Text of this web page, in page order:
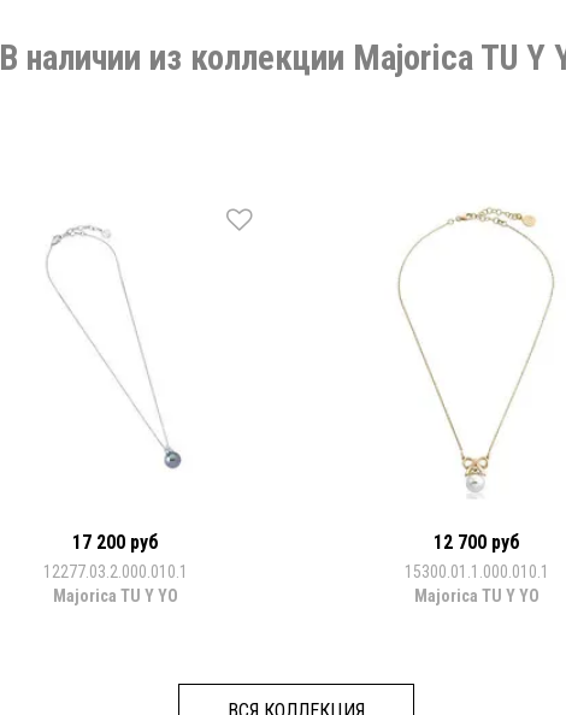
В наличии из коллекции Majorica TU Y
17 200 руб
12277.03.2.000.010.1
Majorica TU Y YO
12 700 руб
15300.01.1.000.010.1
Majorica TU Y YO